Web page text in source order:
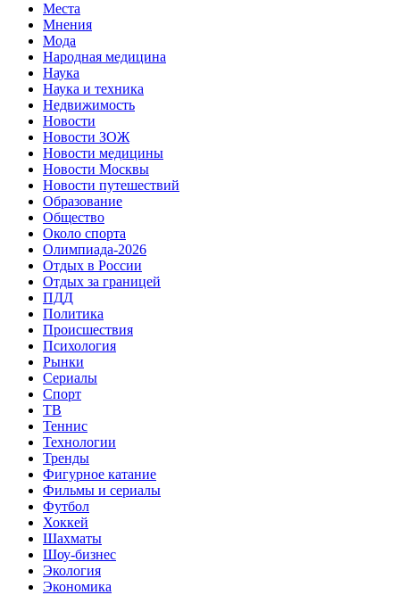
Места
Мнения
Мода
Народная медицина
Наука
Наука и техника
Недвижимость
Новости
Новости ЗОЖ
Новости медицины
Новости Москвы
Новости путешествий
Образование
Общество
Около спорта
Олимпиада-2026
Отдых в России
Отдых за границей
ПДД
Политика
Происшествия
Психология
Рынки
Сериалы
Спорт
ТВ
Теннис
Технологии
Тренды
Фигурное катание
Фильмы и сериалы
Футбол
Хоккей
Шахматы
Шоу-бизнес
Экология
Экономика